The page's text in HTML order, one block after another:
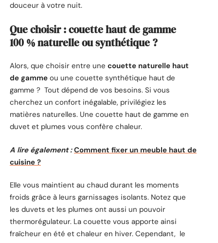
douceur à votre nuit.
Que choisir : couette haut de gamme
100 % naturelle ou synthétique ?
Alors, que choisir entre une couette naturelle haut
de gamme ou une couette synthétique haut de
gamme ? Tout dépend de vos besoins. Si vous
cherchez un confort inégalable, privilégiez les
matières naturelles. Une couette haut de gamme en
duvet et plumes vous confère chaleur.
A lire également : Comment fixer un meuble haut de
cuisine ?
Elle vous maintient au chaud durant les moments
froids grâce à leurs garnissages isolants. Notez que
les duvets et les plumes ont aussi un pouvoir
thermorégulateur. La couette vous apporte ainsi
fraîcheur en été et chaleur en hiver. Cependant, le